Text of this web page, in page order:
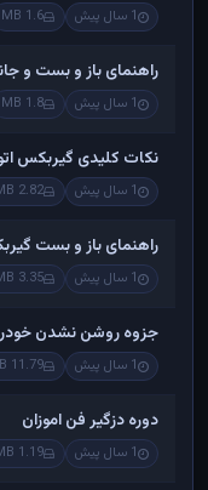
1 سال پیش 1.6 MB
راهنمای باز و بست و
1 سال پیش 1.8 MB
نکات کلیدی گیربکس
1 سال پیش 2.82 MB
راهنمای باز و بست
1 سال پیش 3.35 MB
جزوه روشن نشدن
1 سال پیش 11.79 MB
دوره دزگیر فن اموزان
1 سال پیش 1.19 MB